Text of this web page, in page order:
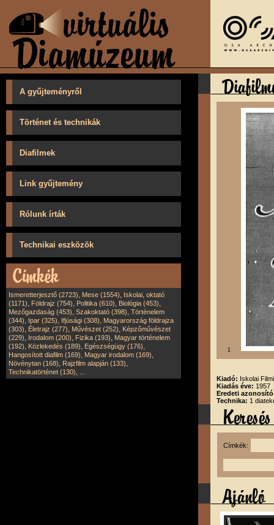
A gyűjteményről
Történet és technikák
Diafilmek
Link gyűjtemény
Rólunk írták
Technikai eszközök
Ismeretterjesztő (2723), Mese (1554), Iskolai, oktató
(1171), Földrajz (754), Politika (610), Biológia (453),
Mezőgazdaság (453), Szakoktató (398), Történelem
(344), Ipar (325), Ifjúsági (308), Magyarország földrajza
(303), Életrajz (277), Művészet (252), Képzőművészet
(229), Irodalom (200), Fizika (193), Magyar történelem
(192), Közlekedés (189), Egészségügy (176),
Hangosított diafilm (169), Magyar irodalom (169),
Növénytan (168), Rajzfilm alapján (133),
Technikatörténet (130),
1
Kiadó: Iskolai
Kiadás éve: 1957
Eredeti
Technika: 1
Címkék: